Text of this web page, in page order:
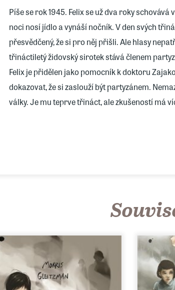
Píše se rok 1945. Felix se už dva roky
noci nosí jídlo a vynáší nočník. V den svých
přesvědčený, že si pro něj přišli. Ale hlasy
třináctiletý židovský sirotek stává členem
Felix je přidělen jako pomocník k doktoru
dokazovat, že si zaslouží být partyzánem.
války. Je mu teprve třináct, ale zkušeností má
zprostředkuje dětem tuto dobu lépe než